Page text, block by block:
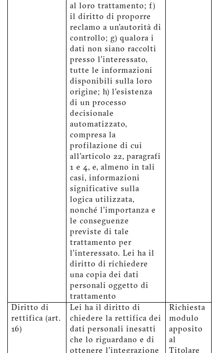
al loro trattamento; f)
il diritto di proporre
reclamo a un'autorità di
controllo; g) qualora i
dati non siano raccolti
presso l'interessato,
tutte le informazioni
disponibili sulla loro
origine; h) l'esistenza
di un processo
decisionale
automatizzato,
compresa la
profilazione di cui
all'articolo 22, paragrafi
1 e 4, e, almeno in tali
casi, informazioni
significative sulla
logica utilizzata,
nonché l'importanza e
le conseguenze
previste di tale
trattamento per
l'interessato. Lei ha il
diritto di richiedere
una copia dei dati
personali oggetto di
trattamento
Diritto di
rettifica (art.
16)
Lei ha il diritto di
chiedere la rettifica dei
dati personali inesatti
che lo riguardano e di
ottenere l'integrazione
Richiesta
modulo
apposito
al
Titolare